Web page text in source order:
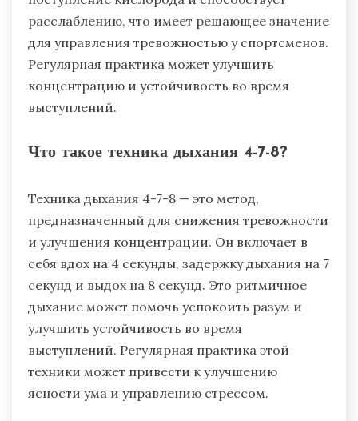
расслаблению, что имеет решающее значение
для управления тревожностью у спортсменов.
Регулярная практика может улучшить
концентрацию и устойчивость во время
выступлений.
Что такое техника дыхания 4-7-8?
Техника дыхания 4-7-8 — это метод,
предназначенный для снижения тревожности
и улучшения концентрации. Он включает в
себя вдох на 4 секунды, задержку дыхания на 7
секунд и выдох на 8 секунд. Это ритмичное
дыхание может помочь успокоить разум и
улучшить устойчивость во время
выступлений. Регулярная практика этой
техники может привести к улучшению
ясности ума и управлению стрессом.